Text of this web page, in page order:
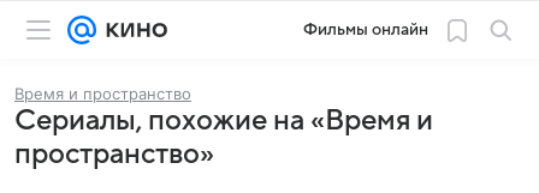
Фильмы онлайн
Время и пространство
Сериалы, похожие на «Время и
пространство»